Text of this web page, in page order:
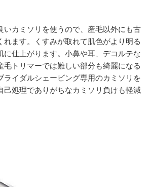
いカミソリを使うので、産毛以外にも古
れます。くすみが取れて肌色がより明る
に仕上がります。小鼻や耳、デコルテな
毛トリマーでは難しい部分も綺麗になる
イダルシェービング専用のカミソリを
己処理でありがちなカミソリ負けも軽減